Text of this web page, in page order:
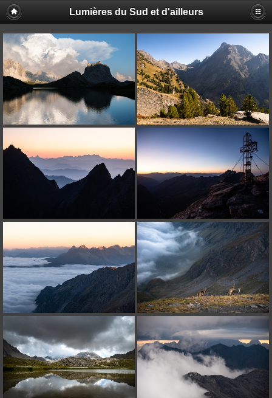
Lumières du Sud et d'ailleurs